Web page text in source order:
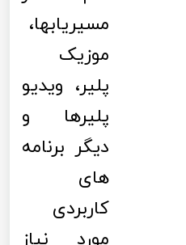
مسیریابها،
موزیک
پلیر، ویدیو
پلیرها و
دیگر برنامه
های
کاربردی
مورد نیاز